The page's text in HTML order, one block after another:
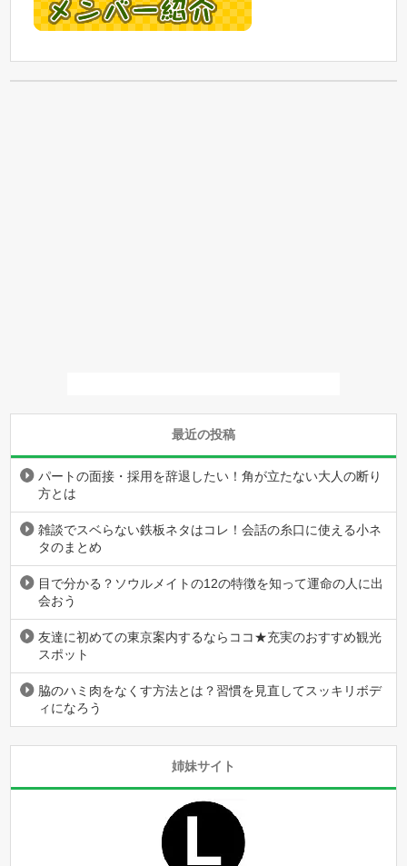
最近の投稿
パートの面接・採用を辞退したい！角が立たない大人の断り
方とは
雑談でスベらない鉄板ネタはコレ！会話の糸口に使える小ネ
タのまとめ
目で分かる？ソウルメイトの12の特徴を知って運命の人に出
会おう
友達に初めての東京案内するならココ★充実のおすすめ観光
スポット
脇のハミ肉をなくす方法とは？習慣を見直してスッキリボデ
ィになろう
姉妹サイト